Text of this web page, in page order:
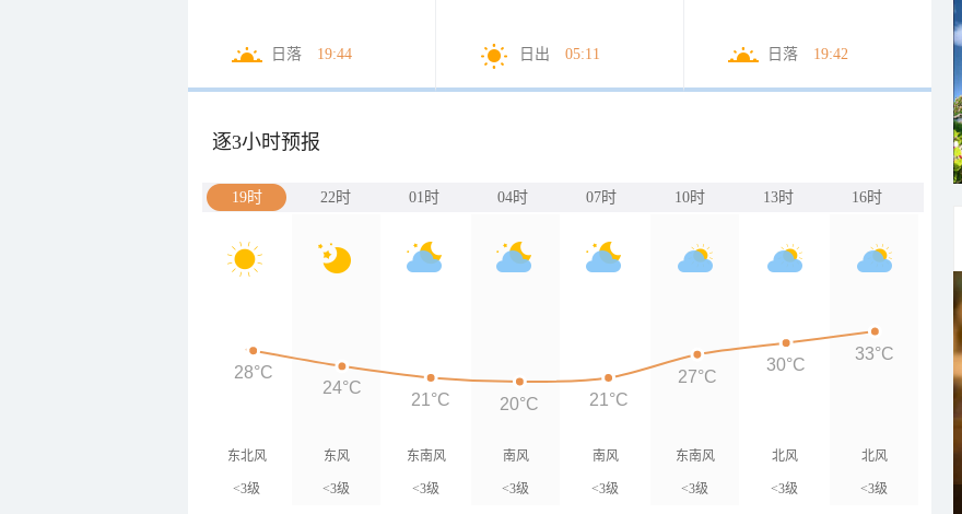
日落 19:44 日出 05:11 日落 19:42
逐3小时预报
19时 22时 01时 04时 07时 10时 13时 16时
东北风
<3级
东风
<3级
东南风
<3级
南风
<3级
南风
<3级
东南风
<3级
北风
<3级
北风
<3级
28°C
24°C
21°C 20°C 21°C
27°C
30°C
33°C